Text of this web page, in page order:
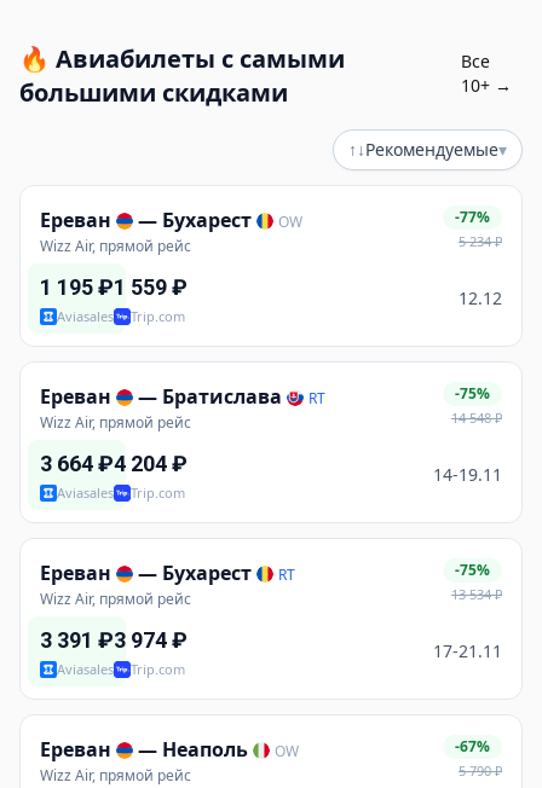
🔥 Авиабилеты с самыми
большими скидками
Все
10+ →
↑↓Рекомендуемые▾
Ереван — Бухарест
OW
Wizz Air, прямой рейс
-77%
5 234₽
1 195₽
Aviasales
1 559₽
Trip.com
12.12
Ереван — Братислава
RT
Wizz Air, прямой рейс
-75%
14 548₽
3 664₽
Aviasales
4 204₽
Trip.com
14-19.11
Ереван — Бухарест
RT
Wizz Air, прямой рейс
-75%
13 534₽
3 391 ₽
Aviasales
3 974₽
Trip.com
17-21.11
Ереван — Неаполь
OW
Wizz Air, прямой рейс
-67%
5 790₽